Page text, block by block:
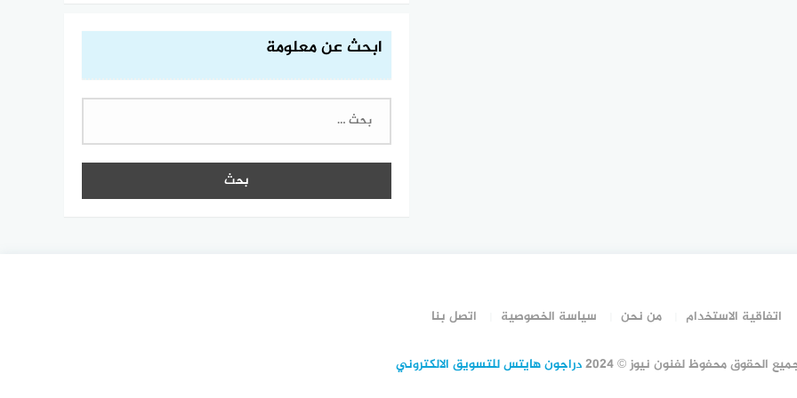
ابحث عن معلومة
البحث
اتفاقية الاستخدام من نحن سياسة الخصوصية اتصل بنا
الحقوق محفوظ لفنون نيوز © 2024 دراجون هايتس للتسويق الالكتروني